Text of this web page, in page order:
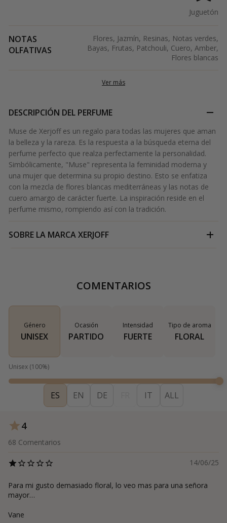
Juguetón
NOTAS
OLFATIVAS
Flores, Jazmín, Resinas, Notas verdes,
Bayas, Frutas, Patchouli, Cuero, Amber,
Flores blancas
Ver más
DESCRIPCIÓN DEL PERFUME
Muse de Xerjoff es un regalo para todas las mujeres que aman
la belleza y la rareza. Es la respuesta a la búsqueda eterna del
perfume perfecto que realza perfectamente la personalidad.
Simbólicamente, "Muse" representa la feminidad moderna y
una mujer que determina su propio destino. Esto se enfatiza
con la mezcla de flores blancas mediterráneas y las notas de
cuero amargo de carácter fuerte. La inspiración reside en el
perfume mismo, rompiendo así con la tradición.
SOBRE LA MARCAXERJOFF
COMENTARIOS
Género
UNISEX
Ocasión
PARTIDO
Intensidad
FUERTE
Tipo de aroma
FLORAL
Unisex (100%)
ES EN DE IT ALL
4
68 Comentarios
14/06/25
Para mi gusto demasiado floral, lo veo mas para una señora
mayor…
Vane